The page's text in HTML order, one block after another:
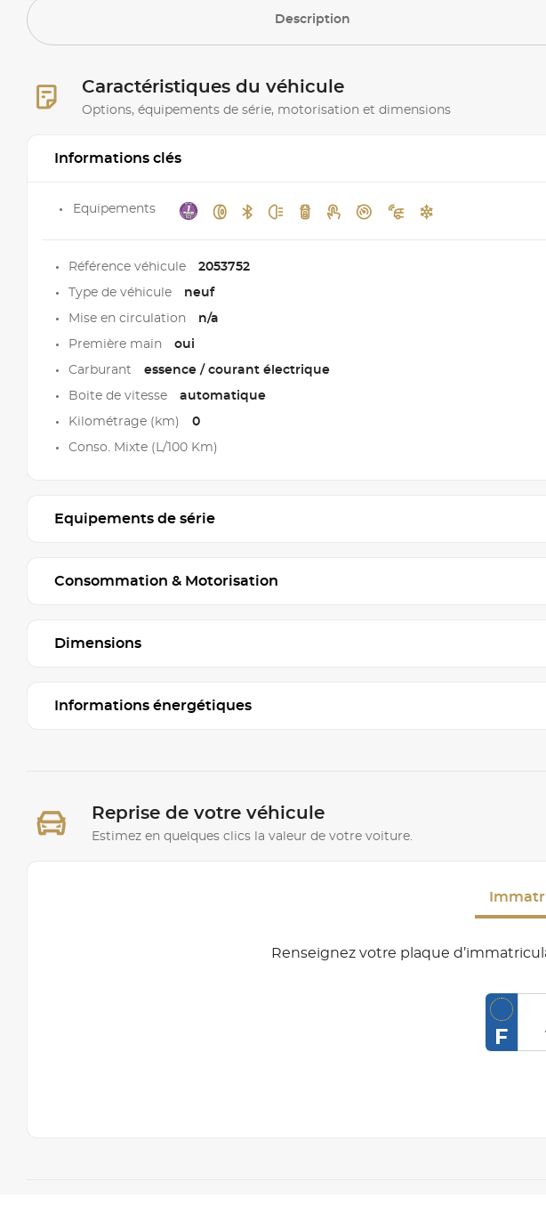
Description
Caractéristiques du véhicule
Options, équipements de série, motorisation et dimensions
Informations clés
Equipements
Référence véhicule 2053752
Type de véhicule neuf
Mise en circulation n/a
Première main oui
Carburant essence / courant électrique
Boite de vitesse automatique
Kilométrage (km) 0
Conso. Mixte (L/100 Km)
Equipements de série
Consommation & Motorisation
Dimensions
Informations énergétiques
Reprise de votre véhicule
Estimez en quelques clics la valeur de votre voiture.
Renseignez votre plaque
F